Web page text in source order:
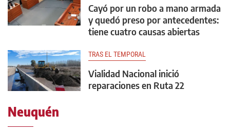
Cayó por un robo a mano armada
y quedó preso por antecedentes:
tiene cuatro causas abiertas
TRAS EL TEMPORAL
Vialidad Nacional inició
reparaciones en Ruta 22
Neuquén